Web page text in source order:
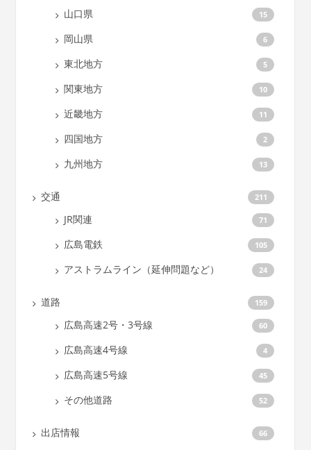
山口県 15
岡山県 6
東北地方 5
関東地方 10
近畿地方 11
四国地方 2
九州地方 13
交通 211
JR関連 71
広島電鉄 105
アストラムライン（延伸問題など） 24
道路 159
広島高速2号・3号線 60
広島高速4号線 4
広島高速5号線 45
その他道路 52
出店情報 66